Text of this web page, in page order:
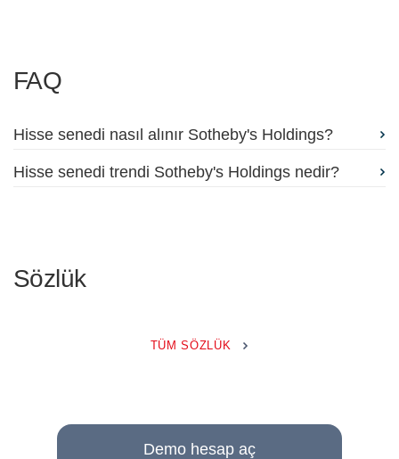
FAQ
Hisse senedi nasıl alınır Sotheby's Holdings?
Hisse senedi trendi Sotheby's Holdings nedir?
Sözlük
TÜM SÖZLÜK
Demo hesap aç